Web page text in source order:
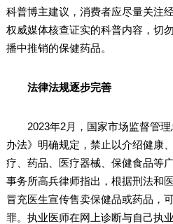
科普博主建议，消费者应尽量关注
权威媒体核查证实的科普内容，切
播中推销的保健药品。
法律法规逐步完善
2023年2月，国家市场监督管理
办法》明确规定，禁止以介绍健康
疗、药品、医疗器械、保健食品等
事务所高兵律师指出，根据刑法和
冒充医生宣传售卖保健品或药品，
罪。执业医师在网上诊断与自己执